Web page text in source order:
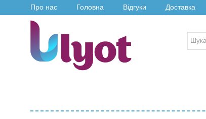
Про нас Головна Відгуки Доставка